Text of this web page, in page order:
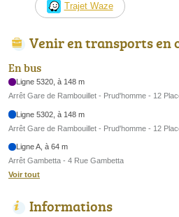
Trajet Waze
Venir en transports en
En bus
Ligne 5320, à 148 m
Arrêt Gare de Rambouillet - Prud'homme - 12
Ligne 5302, à 148 m
Arrêt Gare de Rambouillet - Prud'homme - 12
Ligne A, à 64 m
Arrêt Gambetta - 4 Rue Gambetta
Voir tout
Informations